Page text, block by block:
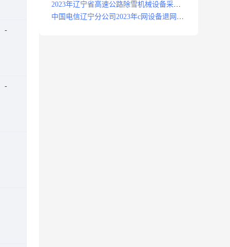
2023年辽宁省高速公路除雪机械设备采购
项目招标招标公告
中国电信辽宁分公司2023年c网设备退网拆